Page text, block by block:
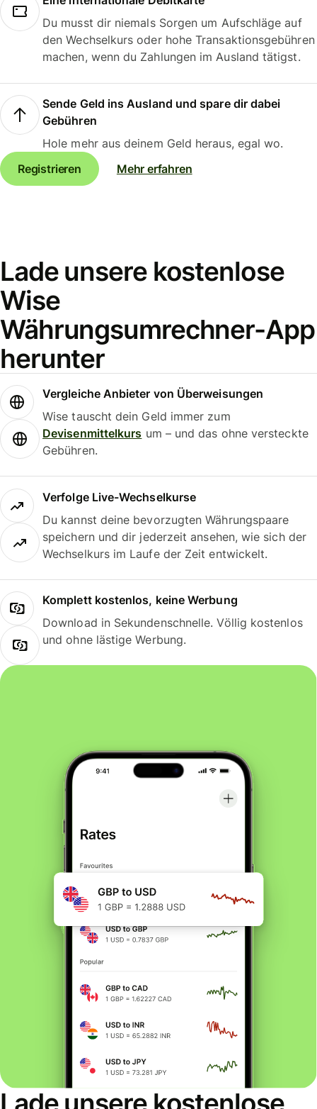
Du musst dir niemals Sorgen um Aufschläge auf
den Wechselkurs oder hohe Transaktionsgebühren
machen, wenn du Zahlungen im Ausland tätigst.
Sende Geld ins Ausland und spare dir dabei
Gebühren
Hole mehr aus deinem Geld heraus, egal wo.
Registrieren
Mehr erfahren
Lade unsere kostenlose
Wise
Währungsumrechner-App
herunter
Vergleiche Anbieter von Überweisungen
Wise tauscht dein Geld immer zum
Devisenmittelkurs um – und das ohne versteckte
Gebühren.
Verfolge Live-Wechselkurse
Du kannst deine bevorzugten Währungspaare
speichern und dir jederzeit ansehen, wie sich der
Wechselkurs im Laufe der Zeit entwickelt.
Komplett kostenlos, keine Werbung
Download in Sekundenschnelle. Völlig kostenlos
und ohne lästige Werbung.